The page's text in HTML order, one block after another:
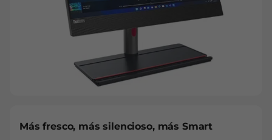
Más fresco, más silencioso, más Smart